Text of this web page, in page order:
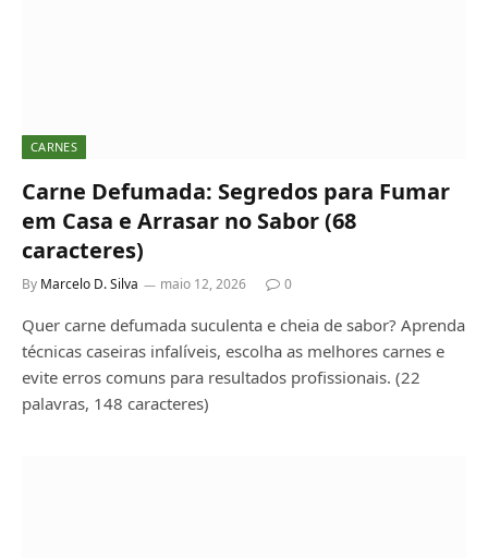
CARNES
Carne Defumada: Segredos para Fumar
em Casa e Arrasar no Sabor (68
caracteres)
By Marcelo D. Silva maio 12, 2026 0
Quer carne defumada suculenta e cheia de sabor? Aprenda
técnicas caseiras infalíveis, escolha as melhores carnes e
evite erros comuns para resultados profissionais. (22
palavras, 148 caracteres)